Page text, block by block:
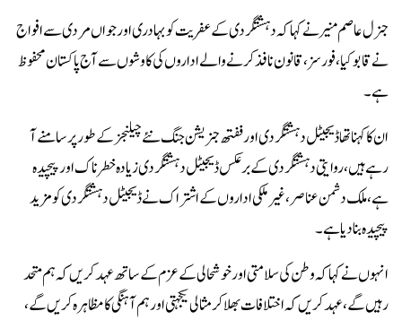
جنرل عاصم منیر نے کہا کہ دہشتگردی کے عفریت کو بہادری اور جواں مردی سے افواج
نے قابو کیا، فورسز، قانون نافذ کرنے والے اداروں کی کاوشوں سے آج پاکستان محفوظ
ہے۔
ان کا کہنا تھا ڈیجیٹل دہشتگردی اور ففتھ جنریشن جنگ نئے چیلنجز کے طور پر سامنے آ
رہے ہیں، روایتی دہشتگردی کے برعکس ڈیجیٹل دہشتگردی زیادہ خطرناک اور پیچیدہ
ہے، ملک دشمن عناصر، غیر ملکی اداروں کے اشتراک نے ڈیجیٹل دہشتگردی کو مزید
پیچیدہ بنا دیا ہے۔
انہوں نے کہا کہ وطن کی سلامتی اور خوشحالی کے عزم کے ساتھ عہد کریں کہ ہم متحد
رہیں گے، عہد کریں کہ اختلافات بھلاکر مثالی یکجہتی اور ہم آہنگی کا مظاہرہ کریں گے،